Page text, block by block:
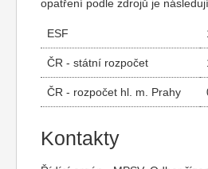
opatření podle zdrojů je
ESF
ČR - státní rozpočet
ČR - rozpočet hl. m. Prahy
Kontakty